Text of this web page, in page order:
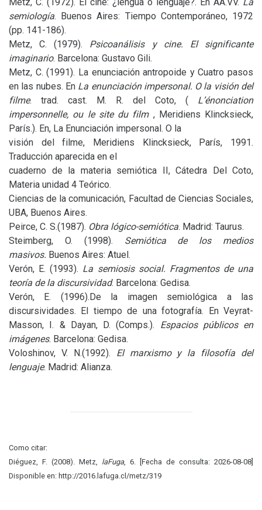
semiología. Buenos Aires: Tiempo Contemporáneo, 1972
(pp. 141-186).
Metz, C. (1979). Psicoanálisis y cine. El significante
imaginario. Barcelona: Gustavo Gili.
Metz, C. (1991). La enunciación antropoide y Cuatro pasos
en las nubes. En La enunciación impersonal. O la visión del
filme. trad. cast. M. R. del Coto, ( L’énonciation
impersonnelle, ou le site du film , Meridiens Klincksieck,
París.). En, La Enunciación impersonal. O la
visión del filme, Meridiens Klincksieck, París, 1991.
Traducción aparecida en el
cuaderno de la materia semiótica II, Cátedra Del Coto,
Materia unidad 4 Teórico.
Ciencias de la comunicación, Facultad de Ciencias Sociales,
UBA, Buenos Aires.
Peirce, C. S.(1987). Obra lógico-semiótica. Madrid: Taurus.
Steimberg, O. (1998). Semiótica de los medios
masivos. Buenos Aires: Atuel.
Verón, E. (1993). La semiosis social. Fragmentos de una
teoría de la discursividad. Barcelona: Gedisa.
Verón, E. (1996).De la imagen semiológica a las
discursividades. El tiempo de una fotografía. En Veyrat-
Masson, I. &Dayan, D. (Comps.). Espacios públicos en
imágenes. Barcelona: Gedisa.
Voloshinov, V. N.(1992). El marxismo y la filosofía del
lenguaje. Madrid: Alianza.
Como citar:
Diéguez, F. (2008). Metz, laFuga, 6. [Fecha de consulta: 2026-08-08]
Disponible en: http://2016.lafuga.cl/metz/319